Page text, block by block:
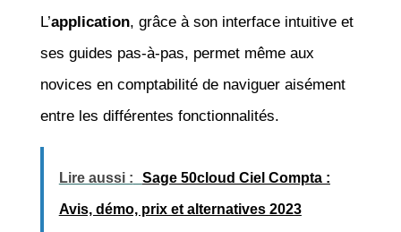
L’application, grâce à son interface intuitive et
ses guides pas-à-pas, permet même aux
novices en comptabilité de naviguer aisément
entre les différentes fonctionnalités.
Lire aussi : Sage 50cloud Ciel Compta :
Avis, démo, prix et alternatives 2023